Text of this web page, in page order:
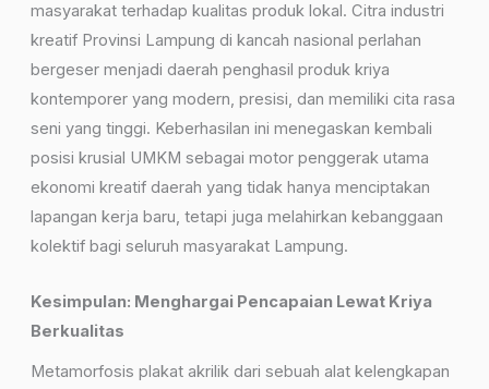
masyarakat terhadap kualitas produk lokal. Citra industri
kreatif Provinsi Lampung di kancah nasional perlahan
bergeser menjadi daerah penghasil produk kriya
kontemporer yang modern, presisi, dan memiliki cita rasa
seni yang tinggi. Keberhasilan ini menegaskan kembali
posisi krusial UMKM sebagai motor penggerak utama
ekonomi kreatif daerah yang tidak hanya menciptakan
lapangan kerja baru, tetapi juga melahirkan kebanggaan
kolektif bagi seluruh masyarakat Lampung.
Kesimpulan: Menghargai Pencapaian Lewat Kriya
Berkualitas
Metamorfosis plakat akrilik dari sebuah alat kelengkapan